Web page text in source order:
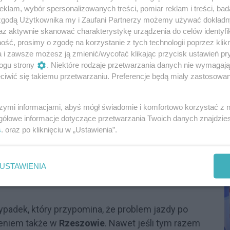
Reklama
i poważne konsekwencje
regionu miała w organizmie
braku odpowiedzialności za kierownicą i
ruchu.
kobiecie grozi kara do
karnej, taka sytuacja może oznaczać również
do kierowania i obowiązek pokrycia strat
który przypomina, że problem jazdy po
także w Rzeszowie. Nawet jeśli tym razem
wybór spersonalizowanych treści, pomiar reklam i treści,
Użytkownika my i Zaufani Partnerzy możemy używać
aktywnie skanować charakterystykę urządzenia do celów
prosimy o zgodę na korzystanie z tych technologii poprzez
i zawsze możesz ją zmienić/wycofać klikając przycisk ustawień
strony
. Niektóre rodzaje przetwarzania danych nie
się takiemu przetwarzaniu. Preferencje będą miały
informacjami, abyś mógł świadomie i komfortowo korzystać z
informacje dotyczące przetwarzania Twoich danych
. oraz po kliknięciu w „Ustawienia”.
USTAWIENIA